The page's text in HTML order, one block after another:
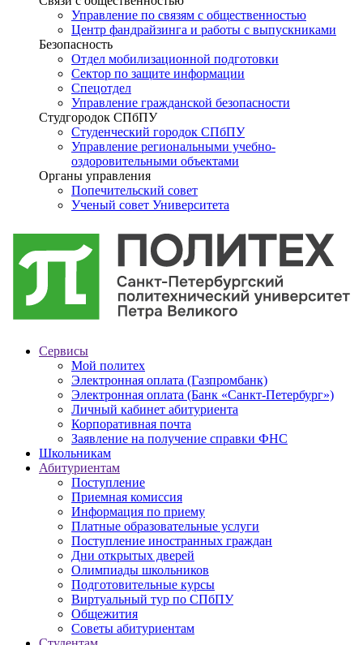
Управление по связям с общественностью
Центр фандрайзинга и работы с выпускниками
Безопасность
Отдел мобилизационной подготовки
Сектор по защите информации
Спецотдел
Управление гражданской безопасности
Студгородок СПбПУ
Студенческий городок СПбПУ
Управление региональными учебно-
оздоровительными объектами
Органы управления
Попечительский совет
Ученый совет Университета
Сервисы
Мой политех
Электронная оплата (Газпромбанк)
Электронная оплата (Банк «Санкт-Петербург»)
Личный кабинет абитуриента
Корпоративная почта
Заявление на получение справки ФНС
Школьникам
Абитуриентам
Поступление
Приемная комиссия
Информация по приему
Платные образовательные услуги
Поступление иностранных граждан
Дни открытых дверей
Олимпиады школьников
Подготовительные курсы
Виртуальный тур по СПбПУ
Общежития
Советы абитуриентам